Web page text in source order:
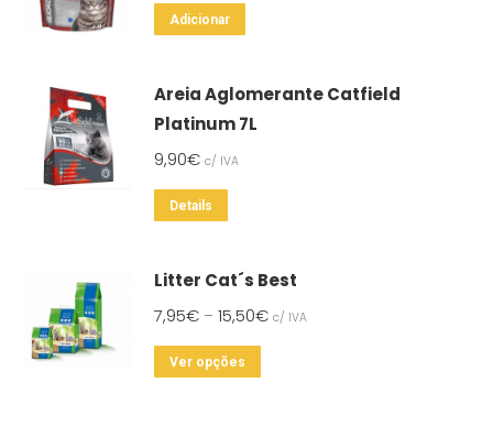
Adicionar
Areia Aglomerante Catfield
Platinum 7L
9,90€ c/ IVA
Details
Litter Cat´s Best
7,95€ – 15,50€ c/ IVA
Ver opções